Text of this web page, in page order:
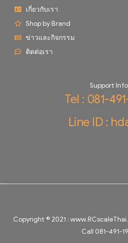
เกี่ยวกับเรา
Shop by Brand
ข่าวและกิจกรรม
ติดต่อเรา
Support Info
Tel : 081-
Line ID :
Copyright © 2021 :
Call 081-491-